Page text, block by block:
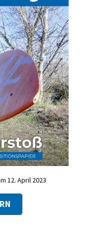
12. April 2023